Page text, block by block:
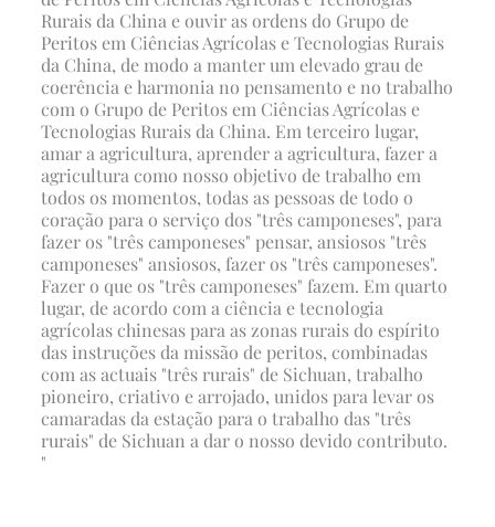
Rurais da China e ouvir as ordens do Grupo de
Peritos em Ciências Agrícolas e Tecnologias Rurais
da China, de modo a manter um elevado grau de
coerência e harmonia no pensamento e no trabalho
com o Grupo de Peritos em Ciências Agrícolas e
Tecnologias Rurais da China. Em terceiro lugar,
amar a agricultura, aprender a agricultura, fazer a
agricultura como nosso objetivo de trabalho em
todos os momentos, todas as pessoas de todo o
coração para o serviço dos "três camponeses", para
fazer os "três camponeses" pensar, ansiosos "três
camponeses" ansiosos, fazer os "três camponeses".
Fazer o que os "três camponeses" fazem. Em quarto
lugar, de acordo com a ciência e tecnologia
agrícolas chinesas para as zonas rurais do espírito
das instruções da missão de peritos, combinadas
com as actuais "três rurais" de Sichuan, trabalho
pioneiro, criativo e arrojado, unidos para levar os
camaradas da estação para o trabalho das "três
rurais" de Sichuan a dar o nosso devido contributo.
"